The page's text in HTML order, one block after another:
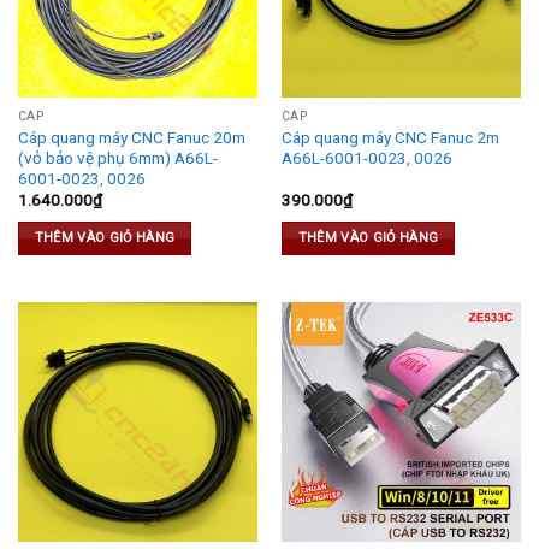
CÁP
Cáp quang máy CNC Fanuc 20m
(vỏ bảo vệ phụ 6mm) A66L-
6001-0023, 0026
1.640.000₫
THÊM VÀO GIỎ HÀNG
CÁP
Cáp quang máy CNC Fanuc 2m
A66L-6001-0023, 0026
390.000₫
THÊM VÀO GIỎ HÀNG